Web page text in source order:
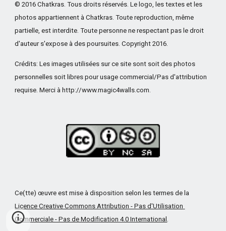
© 2016 Chatkras. Tous droits réservés. Le logo, les textes et les
photos appartiennent à Chatkras. Toute reproduction, même
partielle, est interdite. Toute personne ne respectant pas le droit
d'auteur s'expose à des poursuites. Copyright 2016.
Crédits: Les images utilisées sur ce site sont soit des photos
personnelles soit libres pour usage commercial/Pas d'attribution
requise. Merci à http://www.magic4walls.com.
Ce(tte) œuvre est mise à disposition selon les termes de la
Licence Creative Commons Attribution - Pas d'Utilisation
Commerciale - Pas de Modification 4.0 International